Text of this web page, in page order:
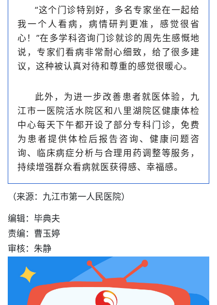
“这个门诊特别好，多名专家坐在一起给
我一个人看病，病情研判更准，感觉很省
心！”在多学科咨询门诊就诊的周先生感慨地
说，专家们看病非常耐心细致，给了很多建
议，这种被认真对待和尊重的感觉很暖心。
此外，为进一步改善患者就医体验，九
江市一医院活水院区和八里湖院区健康体检
中心每天下午都开设了部分专科门诊，免费
为患者提供体检后报告咨询、健康问题咨
询、临床病症分析与合理用药调整等服务，
持续增强群众看病就医获得感、幸福感。
（来源：九江市第一人民医院）
编辑：毕典夫
责编：曹玉婷
审核：朱静